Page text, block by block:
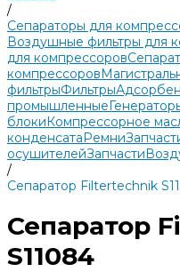
/
Сепараторы для
Воздушные фильтры для
для компрессоров
компрессоров
фильтрыФильтры
промышленные
блокиКомпрессорное
конденсатаРемни
осушителейЗапчасти
/
Сепаратор Filtertechnik
Сепаратор
S11084